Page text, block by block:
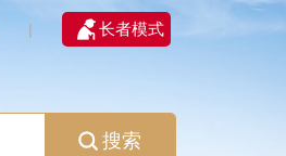
| 长者模式
搜索